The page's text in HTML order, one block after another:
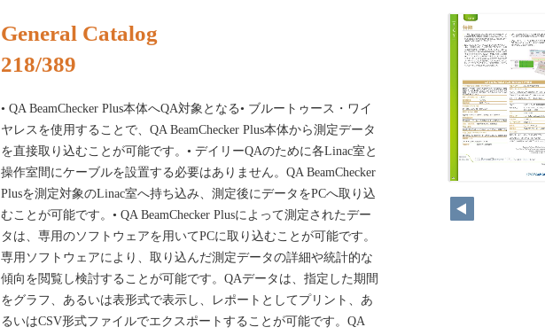
202
General Catalog
218/389
• QA BeamChecker Plus本体へQA対象となる• ブルートゥース・ワイ
ヤレスを使用することで、QA BeamChecker Plus本体から測定データ
を直接取り込むことが可能です。• デイリーQAのために各Linac室と
操作室間にケーブルを設置する必要はありません。QA BeamChecker
Plusを測定対象のLinac室へ持ち込み、測定後にデータをPCへ取り込
むことが可能です。• QA BeamChecker Plusによって測定されたデー
タは、専用のソフトウェアを用いてPCに取り込むことが可能です。
専用ソフトウェアにより、取り込んだ測定データの詳細や統計的な
傾向を閲覧し検討することが可能です。QAデータは、指定した期間
をグラフ、あるいは表形式で表示し、レポートとしてプリント、あ
るいはCSV形式ファイルでエクスポートすることが可能です。QA